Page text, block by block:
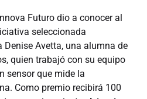
Futuro dio a conocer al
seleccionada
Denise Avetta, una alumna de
quien trabajó con su equipo
sensor que mide la
Como premio recibirá 100